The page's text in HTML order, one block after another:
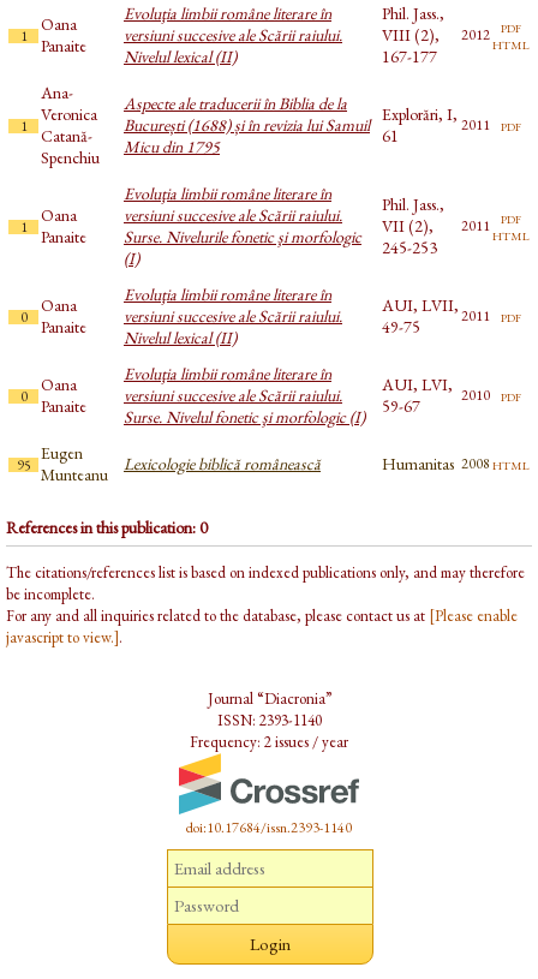
1
Oana
Panaite
Evoluţia limbii române literare în
versiuni succesive ale Scării raiului.
Nivelul lexical (II)
Phil. Jass.,
VIII (2),
167-177
2012 pdf
html
1
Ana-
Veronica
Catană-
Spenchiu
Aspecte ale traducerii în Biblia de la
București (1688) și în revizia lui Samuil
Micu din 1795
Explorări, I,
61
2011 pdf
1
Oana
Panaite
Evoluţia limbii române literare în
versiuni succesive ale Scării raiului.
Surse. Nivelurile fonetic şi morfologic
(I)
Phil. Jass.,
VII (2),
245-253
2011 pdf
html
0
Oana
Panaite
Evoluţia limbii române literare în
versiuni succesive ale Scării raiului.
Nivelul lexical (II)
AUI, LVII,
49-75
2011 pdf
0
Oana
Panaite
Evoluţia limbii române literare în
versiuni succesive ale Scării raiului.
Surse. Nivelul fonetic şi morfologic (I)
AUI, LVI,
59-67
2010 pdf
95
Eugen
Munteanu
Lexicologie biblică românească Humanitas 2008html
References in this publication: 0
The citations/references list is based on indexed publications only, and may therefore
be incomplete.
For any and all inquiries related to the database, please contact us at [Please enable
javascript to view.].
Journal “Diacronia”
ISSN: 2393-1140
Frequency: 2 issues / year
doi:10.17684/issn.2393-1140